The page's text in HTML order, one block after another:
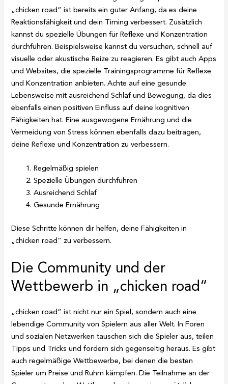
„chicken road“ ist bereits ein guter Anfang, da es deine
Reaktionsfähigkeit und dein Timing verbessert. Zusätzlich
kannst du spezielle Übungen für Reflexe und Konzentration
durchführen. Beispielsweise kannst du versuchen, schnell auf
visuelle oder akustische Reize zu reagieren. Es gibt auch Apps
und Websites, die spezielle Trainingsprogramme für Reflexe
und Konzentration anbieten. Achte auf eine gesunde
Lebensweise mit ausreichend Schlaf und Bewegung, da dies
ebenfalls einen positiven Einfluss auf deine kognitiven
Fähigkeiten hat. Eine ausgewogene Ernährung und die
Vermeidung von Stress können ebenfalls dazu beitragen,
deine Reflexe und Konzentration zu verbessern.
Regelmäßig spielen
Spezielle Übungen durchführen
Ausreichend Schlaf
Gesunde Ernährung
Diese Schritte können dir helfen, deine Fähigkeiten in
„chicken road“ zu verbessern.
Die Community und der
Wettbewerb in „chicken road“
„chicken road“ ist nicht nur ein Spiel, sondern auch eine
lebendige Community von Spielern aus aller Welt. In Foren
und sozialen Netzwerken tauschen sich die Spieler aus, teilen
Tipps und Tricks und fordern sich gegenseitig heraus. Es gibt
auch regelmäßige Wettbewerbe, bei denen die besten
Spieler um Preise und Ruhm kämpfen. Die Teilnahme an der